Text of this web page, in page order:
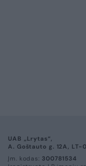
UAB „Lrytas“,
A. Goštauto g. 12A, LT-
Įm. kodas: 300781534